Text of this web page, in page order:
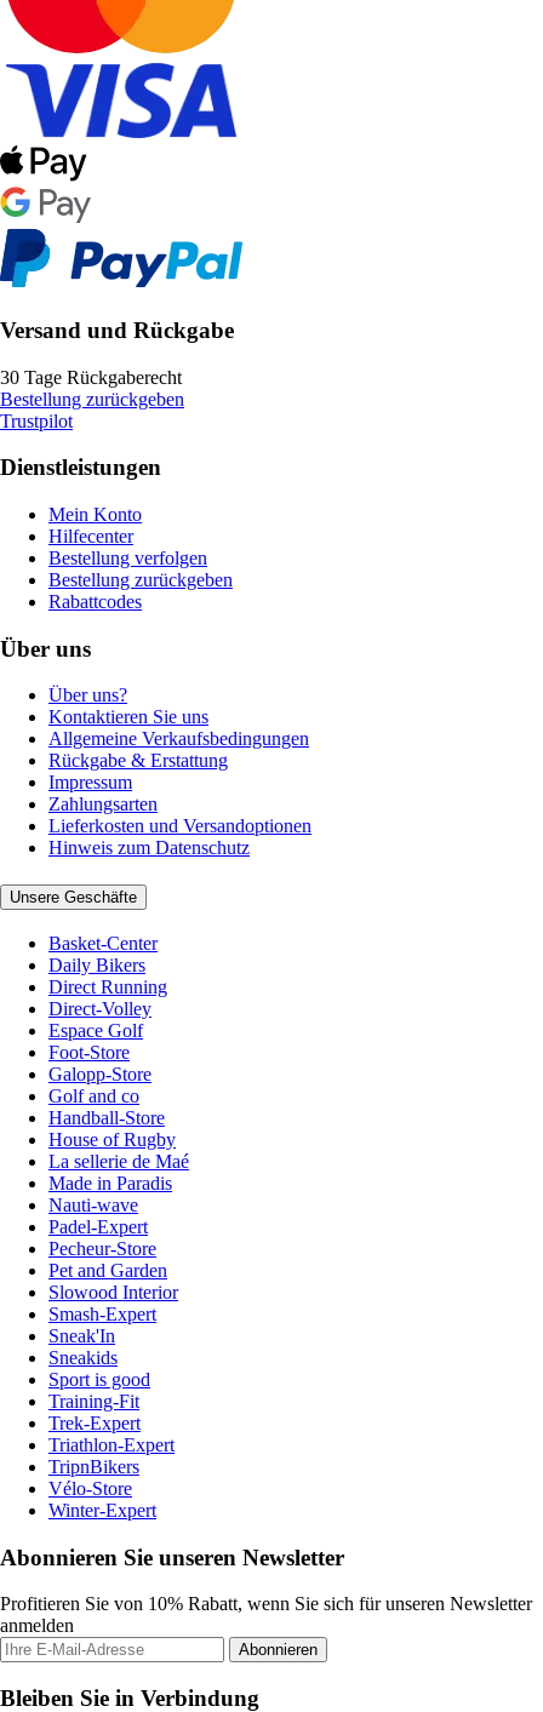
Versand und Rückgabe
30 Tage Rückgaberecht
Bestellung zurückgeben
Trustpilot
Dienstleistungen
Mein Konto
Hilfecenter
Bestellung verfolgen
Bestellung zurückgeben
Rabattcodes
Über uns
Über uns?
Kontaktieren Sie uns
Allgemeine Verkaufsbedingungen
Rückgabe & Erstattung
Impressum
Zahlungsarten
Lieferkosten und Versandoptionen
Hinweis zum Datenschutz
Unsere Geschäfte
Basket-Center
Daily Bikers
Direct Running
Direct-Volley
Espace Golf
Foot-Store
Galopp-Store
Golf and co
Handball-Store
House of Rugby
La sellerie de Maé
Made in Paradis
Nauti-wave
Padel-Expert
Pecheur-Store
Pet and Garden
Slowood Interior
Smash-Expert
Sneak'In
Sneakids
Sport is good
Training-Fit
Trek-Expert
Triathlon-Expert
TripnBikers
Vélo-Store
Winter-Expert
Abonnieren Sie unseren Newsletter
Profitieren Sie von 10% Rabatt, wenn Sie sich für unseren Newsletter
anmelden
Abonnieren
Bleiben Sie in Verbindung